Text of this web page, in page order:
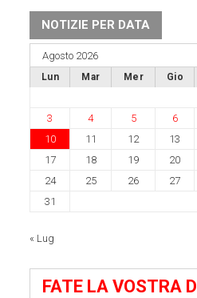
NOTIZIE PER DATA
Agosto 2026
Lun Mar Mer Gio
3
4 5 6
10
11 12 13
17
18 19 20
24
25 26 27
31
« Lug
FATE LA VOSTRA